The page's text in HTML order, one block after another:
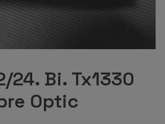
24. Bi. Tx1330
Optic